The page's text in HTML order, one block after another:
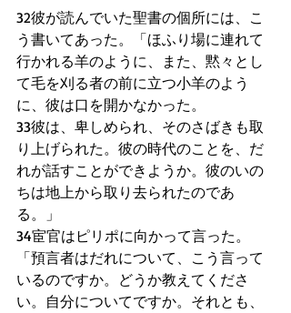
32彼が読んでいた聖書の個所には、こ
う書いてあった。「ほふり場に連れて
行かれる羊のように、また、黙々とし
て毛を刈る者の前に立つ小羊のよう
に、彼は口を開かなかった。
33彼は、卑しめられ、そのさばきも取
り上げられた。彼の時代のことを、だ
れが話すことができようか。彼のいの
ちは地上から取り去られたのであ
る。」
34宦官はピリポに向かって言った。
「預言者はだれについて、こう言って
いるのですか。どうか教えてくださ
い。自分についてですか。それとも、